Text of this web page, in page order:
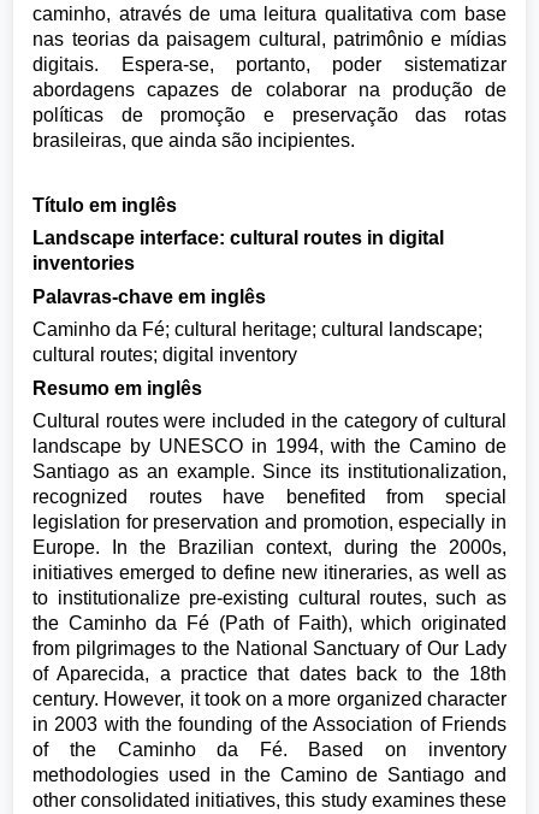
caminho, através de uma leitura qualitativa com base
nas teorias da paisagem cultural, patrimônio e mídias
digitais. Espera-se, portanto, poder sistematizar
abordagens capazes de colaborar na produção de
políticas de promoção e preservação das rotas
brasileiras, que ainda são incipientes.
Título em inglês
Landscape interface: cultural routes in digital
inventories
Palavras-chave em inglês
Caminho da Fé; cultural heritage; cultural landscape;
cultural routes; digital inventory
Resumo em inglês
Cultural routes were included in the category of cultural
landscape by UNESCO in 1994, with the Camino de
Santiago as an example. Since its institutionalization,
recognized routes have benefited from special
legislation for preservation and promotion, especially in
Europe. In the Brazilian context, during the 2000s,
initiatives emerged to define new itineraries, as well as
to institutionalize pre-existing cultural routes, such as
the Caminho da Fé (Path of Faith), which originated
from pilgrimages to the National Sanctuary of Our Lady
of Aparecida, a practice that dates back to the 18th
century. However, it took on a more organized character
in 2003 with the founding of the Association of Friends
of the Caminho da Fé. Based on inventory
methodologies used in the Camino de Santiago and
other consolidated initiatives, this study examines these